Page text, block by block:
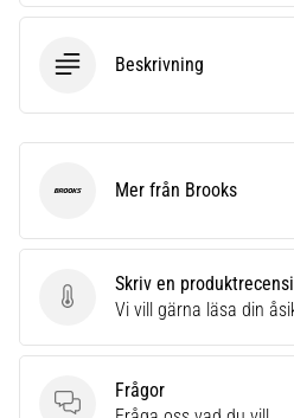
på
Visa
alla
Beskrivning
Skriv en produktrecension
Skriv en
Vi vill gärna läsa din
Frågor
BrooksMer från Brooks